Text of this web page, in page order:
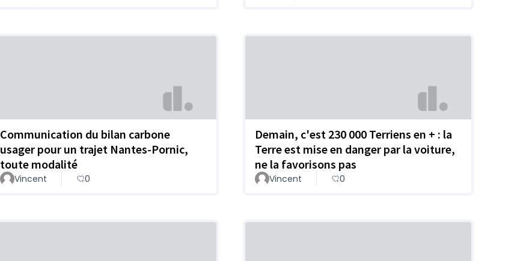
Communication du bilan carbone
usager pour un trajet Nantes-Pornic,
toute modalité
Vincent 0
Demain, c'est 230 000 Terriens en + : la
Terre est mise en danger par la voiture,
ne la favorisons pas
Vincent 0